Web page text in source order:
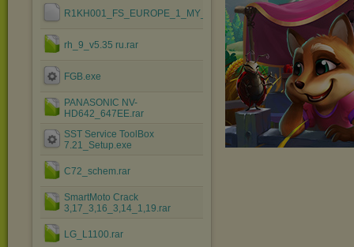
R1KH001_FS_EUROPE_1_MY_RED_CID52.ssw
rh_9_v5.35 ru.rar
FGB.exe
PANASONIC NV-
HD642_647EE.rar
SST Service ToolBox
7.21_Setup.exe
C72_schem.rar
SmartMoto Crack
3,17_3,16_3,14_1,19.rar
LG_L1100.rar